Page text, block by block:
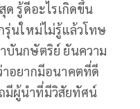
ด​ รู้ดีอะไรเกิดขึ้น​
รุ่นใหม่ไม่รู้แล้วโทษ
บันกษัตริย์ ยันความ
าอยากมีอนาคตที่ดี
มีผู้นำที่มีวิสัยทัศน์​